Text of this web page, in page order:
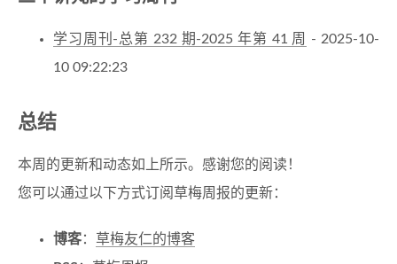
学习周刊-总第 232 期-2025 年第 41 周
- 2025-10-
10 09:22:23
总结
本周的更新和动态如上所示。感谢您的阅读！
您可以通过以下方式订阅草梅周报的更新：
博客： 草梅友仁的博客